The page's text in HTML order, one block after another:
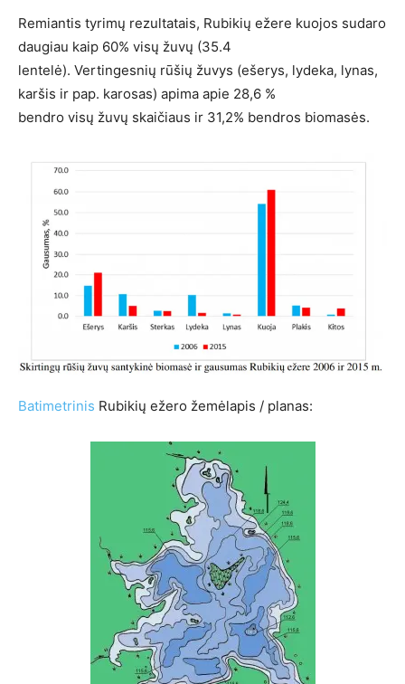
Remiantis tyrimų rezultatais, Rubikių ežere kuojos sudaro
daugiau kaip 60% visų žuvų (35.4
lentelė). Vertingesnių rūšių žuvys (ešerys, lydeka, lynas,
karšis ir pap. karosas) apima apie 28,6 %
bendro visų žuvų skaičiaus ir 31,2% bendros biomasės.
Batimetrinis Rubikių ežero žemėlapis / planas: